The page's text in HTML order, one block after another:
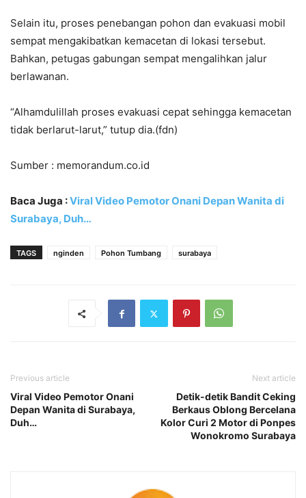
Selain itu, proses penebangan pohon dan evakuasi mobil
sempat mengakibatkan kemacetan di lokasi tersebut.
Bahkan, petugas gabungan sempat mengalihkan jalur
berlawanan.
“Alhamdulillah proses evakuasi cepat sehingga kemacetan
tidak berlarut-larut,” tutup dia.(fdn)
Sumber : memorandum.co.id
Baca Juga :Viral Video Pemotor Onani Depan Wanita di
Surabaya, Duh…
TAGS nginden Pohon Tumbang surabaya
Previous article
Viral Video Pemotor Onani
Depan Wanita di Surabaya,
Duh…
Next article
Detik-detik Bandit Ceking
Berkaus Oblong Bercelana
Kolor Curi 2 Motor di Ponpes
Wonokromo Surabaya